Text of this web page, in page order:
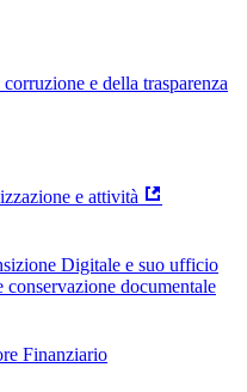
e della trasparenza
e attività
Digitale e suo ufficio
conservazione documentale
Finanziario